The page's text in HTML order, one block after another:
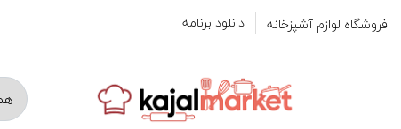
فروشگاه لوازم آشپزخانه دانلود برنامه